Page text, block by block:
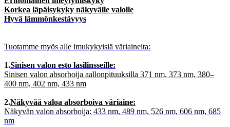
Korkea läpäisykyky näkyvälle valolle
Hyvä lämmönkestävyys
Tuotamme myös alle imukykyisiä väriaineita:
1.Sinisen valon esto lasilinsseille:
Sinisen valon absorboija aallonpituuksilla 371 nm, 373 nm, 380–
400 nm, 402 nm, 433 nm
2.Näkyvää valoa absorboiva väriaine:
Näkyvän valon absorboija: 433 nm, 489 nm, 526 nm, 606 nm, 685
nm